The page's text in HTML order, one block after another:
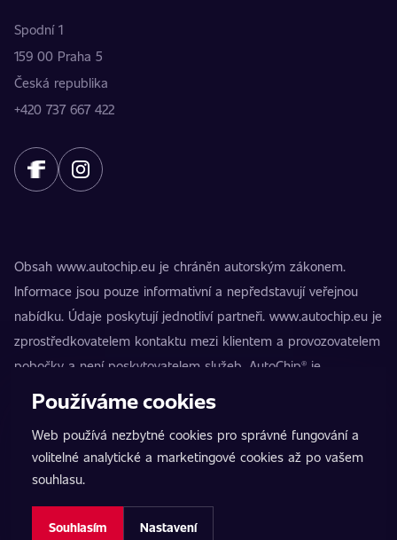
Spodní 1
159 00 Praha 5
Česká republika
+420 737 667 422
Obsah www.autochip.eu je chráněn autorským zákonem.
Informace jsou pouze informativní a nepředstavují veřejnou
nabídku. Údaje poskytují jednotliví partneři. www.autochip.eu je
zprostředkovatelem kontaktu mezi klientem a provozovatelem
pobočky a není poskytovatelem služeb. AutoChip® je
registrovaná ochranná známka Petra Kučery. Úpravy, které
nezpůsobilosti vozidla k provozu na pozemních komunikacích.
Přesné informace poskytuje vždy konkrétní provozovatel
pobočky.
Nastavení cookies
Používáme cookies
Web používá nezbytné cookies pro správné fungování a
volitelné analytické a marketingové cookies až po vašem
souhlasu.
Souhlasím Nastavení